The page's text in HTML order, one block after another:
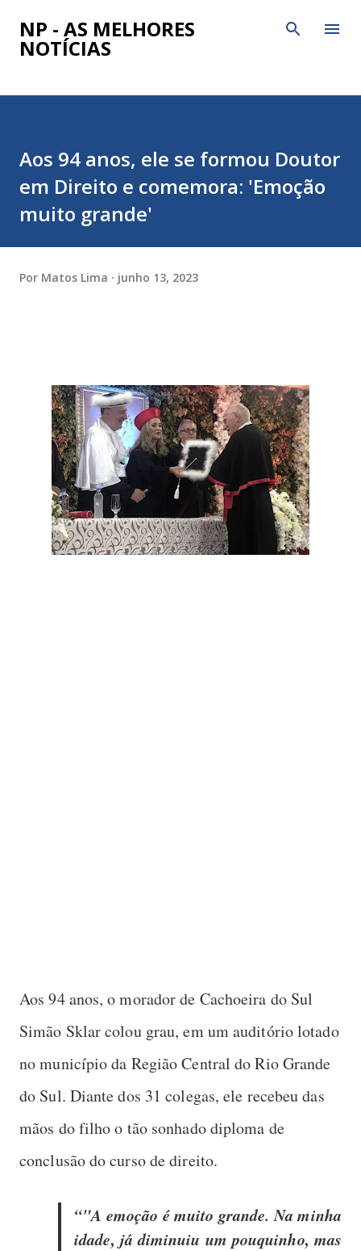
Pular para o conteúdo principal
NP - AS MELHORES
NOTÍCIAS
Aos 94 anos, ele se formou Doutor
em Direito e comemora: 'Emoção
muito grande'
Por Matos Lima junho 13, 2023
Aos 94 anos, o morador de Cachoeira do Sul
Simão Sklar colou grau, em um auditório lotado
no município da Região Central do Rio Grande
do Sul. Diante dos 31 colegas, ele recebeu das
mãos do filho o tão sonhado diploma de
conclusão do curso de direito.
"A emoção é muito grande. Na minha
idade, já diminuiu um pouquinho, mas